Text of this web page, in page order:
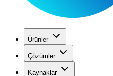
Ürünler
Çözümler
Kaynaklar